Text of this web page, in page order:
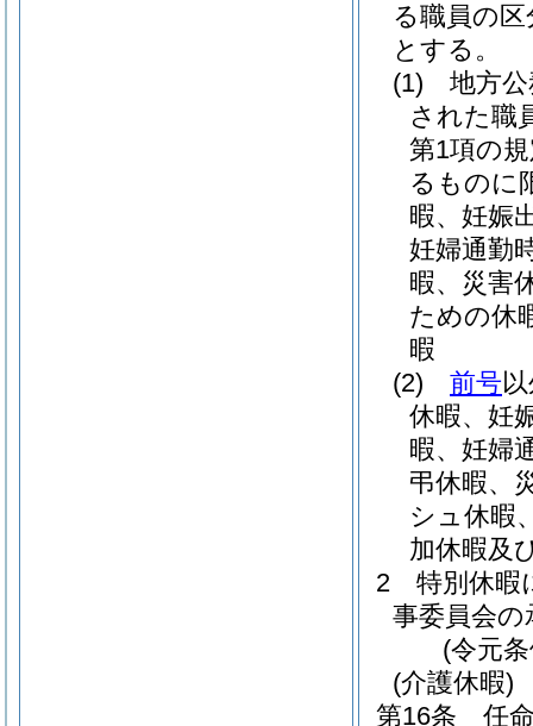
る職員の
とする。
(1)
地方
された職
第1項の
るものに
暇、妊娠
妊婦通勤
暇、災害
ための休
暇
(2)
前号
休暇、妊
暇、妊婦
弔休暇、
シュ休暇
加休暇及
2
特別休暇
事委員会
(令元
(介護休暇)
第16条
任